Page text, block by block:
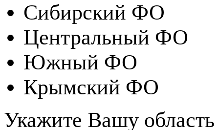
Сибирский ФО
Центральный ФО
Южный ФО
Крымский ФО
Укажите Вашу область